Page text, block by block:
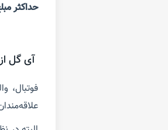
حداکثر
آی گل
فوتبال،